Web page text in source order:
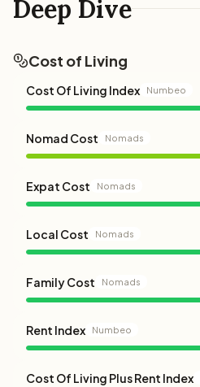
Deep Dive
Cost of Living
Cost Of Living Index Numbeo
Nomad Cost Nomads
Expat Cost Nomads
Local Cost Nomads
Family Cost Nomads
Rent Index Numbeo
Cost Of Living Plus Rent Index